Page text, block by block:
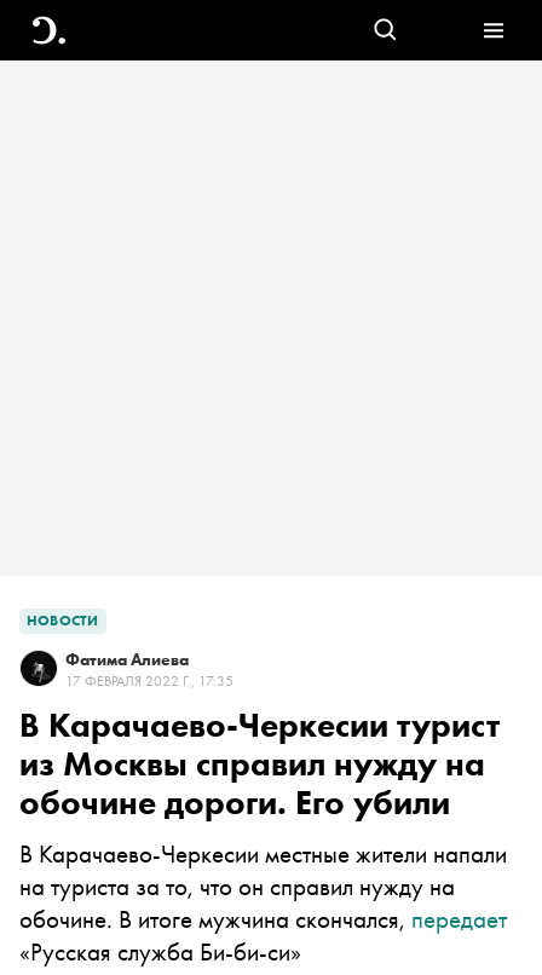
НОВОСТИ
Фатима Алиева
17 ФЕВРАЛЯ 2022 Г., 17:35
В Карачаево-Черкесии турист
из Москвы справил нужду на
обочине дороги. Его убили
В Карачаево-Черкесии местные жители напали
на туриста за то, что он справил нужду на
обочине. В итоге мужчина скончался, передает
«Русская служба Би-би-си»